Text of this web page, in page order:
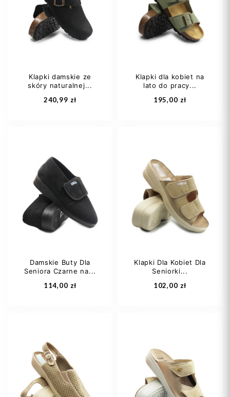
39
Dodaj do koszyka
39
40 +1
Dodaj do koszyka
Klapki damskie ze
skóry naturalnej...
240,99 zł
36 37
39
+1
Dodaj do koszyka
Klapki dla kobiet na
lato do pracy...
195,00 zł
38
40
42
Dodaj do koszyka
Damskie Buty Dla
Seniora Czarne na...
114,00 zł
38
40
41
Klapki Dla Kobiet Dla
Seniorki...
102,00 zł
37
39
40 +1